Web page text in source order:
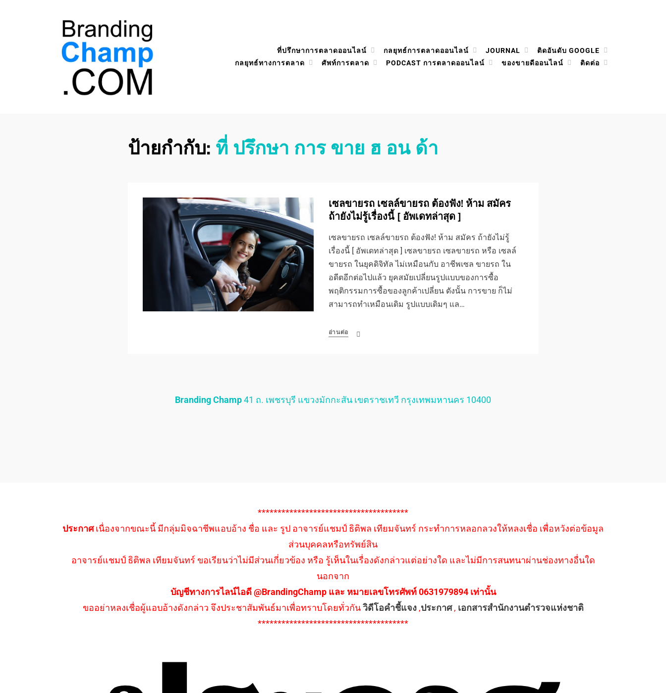
ที่ปรึกษาการตลาดออนไลน์ กลยุทธ์การตลาดออนไลน์ JOURNAL
ติดอันดับ GOOGLE
กลยุทธ์ทางการตลาด
ศัพท์การตลาด PODCAST การตลาดออนไลน์ ของขายดีออนไลน์ ติดต่อ
ป้ายกำกับ: ที่ ปรึกษา การ ขาย ฮ อน ด้า
เซลขายรถ เซลล์ขายรถ ต้องฟัง! ห้าม สมัคร
ถ้ายังไม่รู้เรื่องนี้ [ อัพเดทล่าสุด ]
เซลขายรถ เซลล์ขายรถ ต้องฟัง! ห้าม สมัคร ถ้ายังไม่รู้
เรื่องนี้ [ อัพเดทล่าสุด ] เซลขายรถ เซลขายรถ หรือ เซลล์
ขายรถ ในยุคดิจิทัล ไม่เหมือนกับ อาชีพเซล ขายรถ ใน
อดีตอีกต่อไปแล้ว ยุคสมัยเปลี่ยนรูปแบบของการซื้อ
พฤติกรรมการซื้อของลูกค้าเปลี่ยน ดังนั้น การขาย ก็ไม่
สามารถทำเหมือนเดิม รูปแบบเดิมๆ แล…
อ่านต่อ
Branding Champ41 ถ. เพชรบุรี แขวงมักกะสัน เขตราชเทวี กรุงเทพมหานคร 10400
**************************************
ประกาศเนื่องจากขณะนี้ มีกลุ่มมิจฉาชีพแอบอ้าง ชื่อ และ รูป อาจารย์แชมป์ ธิติพล เทียมจันทร์ กระทำการหลอกลวงให้หลงเชื่อ เพื่อหวังต่อข้อมูล
ส่วนบุคคลหรือทรัพย์สิน
อาจารย์แชมป์ ธิติพล เทียมจันทร์ ขอเรียนว่าไม่มีส่วนเกี่ยวข้อง หรือ รู้เห็นในเรื่องดังกล่าวแต่อย่างใด และไม่มีการสนทนาผ่านช่องทางอื่นใด
นอกจาก
บัญชีทางการไลน์ไอดี @BrandingChamp และ หมายเลขโทรศัพท์ 0631979894 เท่านั้น
ขออย่าหลงเชื่อผู้แอบอ้างดังกล่าว จึงประชาสัมพันธ์มาเพื่อทราบโดยทั่วกันวิดีโอคำชี้แจง,ประกาศ, เอกสารสำนักงานตำรวจแห่งชาติ
**************************************